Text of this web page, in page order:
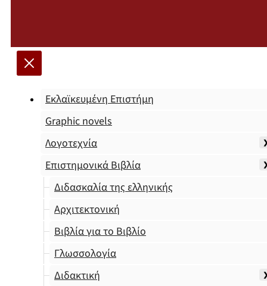
Εκλαϊκευμένη Επιστήμη
Graphic novels
Λογοτεχνία
Επιστημονικά Βιβλία
Διδασκαλία της ελληνικής
Αρχιτεκτονική
Βιβλία για το Βιβλίο
Γλωσσολογία
Διδακτική